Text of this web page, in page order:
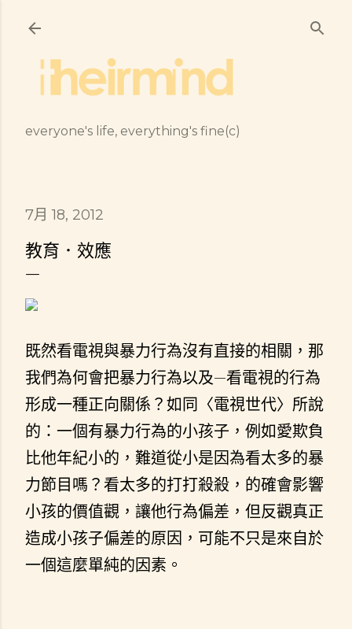
everyone's life, everything's fine(c)
7月 18, 2012
教育．效應
既然看電視與暴力行為沒有直接的相關，那
我們為何會把暴力行為以及—看電視的行為
形成一種正向關係？如同〈電視世代〉所說
的：一個有暴力行為的小孩子，例如愛欺負
比他年紀小的，難道從小是因為看太多的暴
力節目嗎？看太多的打打殺殺，的確會影響
小孩的價值觀，讓他行為偏差，但反觀真正
造成小孩子偏差的原因，可能不只是來自於
一個這麼單純的因素。